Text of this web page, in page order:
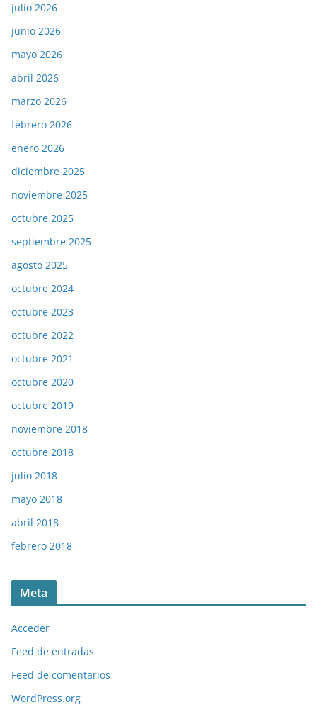
julio 2026
junio 2026
mayo 2026
abril 2026
marzo 2026
febrero 2026
enero 2026
diciembre 2025
noviembre 2025
octubre 2025
septiembre 2025
agosto 2025
octubre 2024
octubre 2023
octubre 2022
octubre 2021
octubre 2020
octubre 2019
noviembre 2018
octubre 2018
julio 2018
mayo 2018
abril 2018
febrero 2018
Meta
Acceder
Feed de entradas
Feed de comentarios
WordPress.org